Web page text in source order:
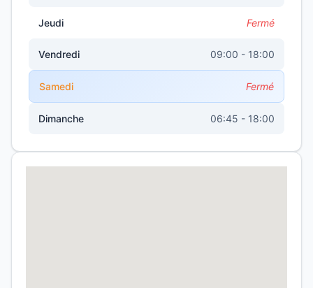
Jeudi Fermé
Vendredi 09:00 - 18:00
Samedi Fermé
Dimanche 06:45 - 18:00